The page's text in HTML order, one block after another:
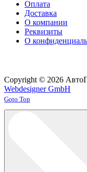
Оплата
Доставка
О компании
Реквизиты
О
Copyright © 2026
Webdesigner GmbH
Joomla! 3 Templates
Goto Top